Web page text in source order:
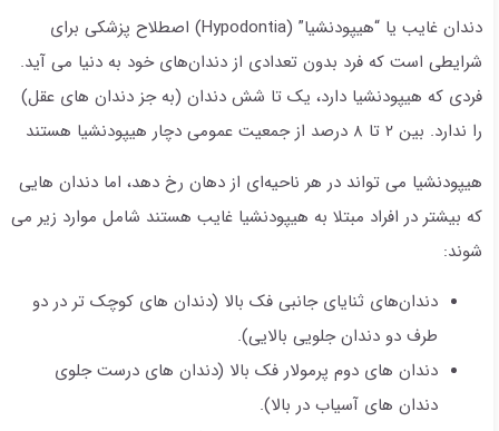
دندان غایب یا “هیپودنشیا” (Hypodontia) اصطلاح پزشکی برای
شرایطی است که فرد بدون تعدادی از دندان‌های خود به دنیا می آید.
فردی که هیپودنشیا دارد، یک تا شش دندان (به جز دندان های عقل)
را ندارد. بین ۲ تا ۸ درصد از جمعیت عمومی دچار هیپودنشیا هستند
هیپودنشیا می تواند در هر ناحیه‌ای از دهان رخ دهد، اما دندان هایی
که بیشتر در افراد مبتلا به هیپودنشیا غایب هستند شامل موارد زیر می
شوند:
دندان‌های ثنایای جانبی فک بالا (دندان های کوچک تر در دو
طرف دو دندان جلویی بالایی).
دندان های دوم پرمولار فک بالا (دندان های درست جلوی
دندان های آسیاب در بالا).